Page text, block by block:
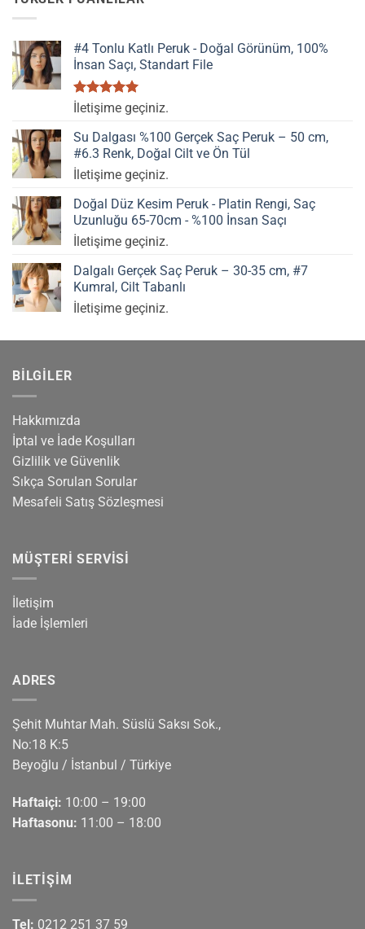
#4 Tonlu Katlı Peruk - Doğal Görünüm, 100%
İnsan Saçı, Standart File
5 üzerinden
oy
aldı
İletişime geçiniz.
Su Dalgası %100 Gerçek Saç Peruk – 50 cm,
#6.3 Renk, Doğal Cilt ve Ön Tül
İletişime geçiniz.
Doğal Düz Kesim Peruk - Platin Rengi, Saç
Uzunluğu 65-70cm - %100 İnsan Saçı
İletişime geçiniz.
Dalgalı Gerçek Saç Peruk – 30-35 cm, #7
Kumral, Cilt Tabanlı
İletişime geçiniz.
BILGILER
Hakkımızda
İptal ve İade Koşulları
Gizlilik ve Güvenlik
Sıkça Sorulan Sorular
Mesafeli Satış Sözleşmesi
MÜŞTERI SERVISI
İletişim
İade İşlemleri
ADRES
Şehit Muhtar Mah. Süslü Saksı Sok.,
No:18 K:5
Beyoğlu / İstanbul / Türkiye
Haftaiçi: 10:00 – 19:00
Haftasonu: 11:00 – 18:00
İLETIŞIM
Tel: 0212 251 37 59